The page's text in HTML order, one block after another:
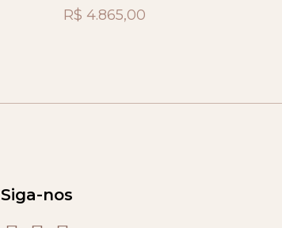
R$ 4.865,00
Siga-nos